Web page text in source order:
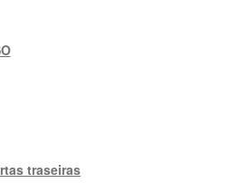
traseiras